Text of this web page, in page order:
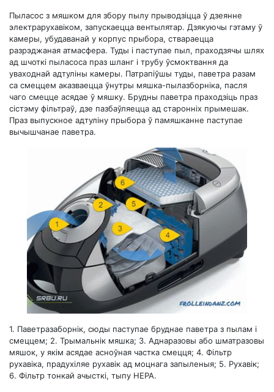
Пыласос з мяшком для збору пылу прыводзіцца ў дзеянне
электрарухавіком, запускаецца вентылятар. Дзякуючы гэтаму ў
камеры, убудаванай у корпус прыбора, ствараецца
разрэджаная атмасфера. Туды і паступае пыл, праходзячы шлях
ад шчоткі пыласоса праз шланг і трубу ўсмоктвання да
уваходнай адтуліны камеры. Патрапіўшы туды, паветра разам
са смеццем аказваецца ўнутры мяшка-пылазборніка, пасля
чаго смецце асядае ў мяшку. Брудны паветра праходзіць праз
сістэму фільтраў, дзе пазбаўляецца ад старонніх прымешак.
Праз выпускное адтуліну прыбора ў памяшканне паступае
вычышчанае паветра.
1. Паветразаборнік, сюды паступае бруднае паветра з пылам і
смеццем; 2. Трымальнік мяшка; 3. Аднаразовы або шматразовы
мяшок, у якім асядае асноўная частка смецця; 4. Фільтр
рухавіка, прадухіляе рухавік ад моцнага запыленыя; 5. Рухавік;
6. Фільтр тонкай ачысткі, тыпу HEPA.